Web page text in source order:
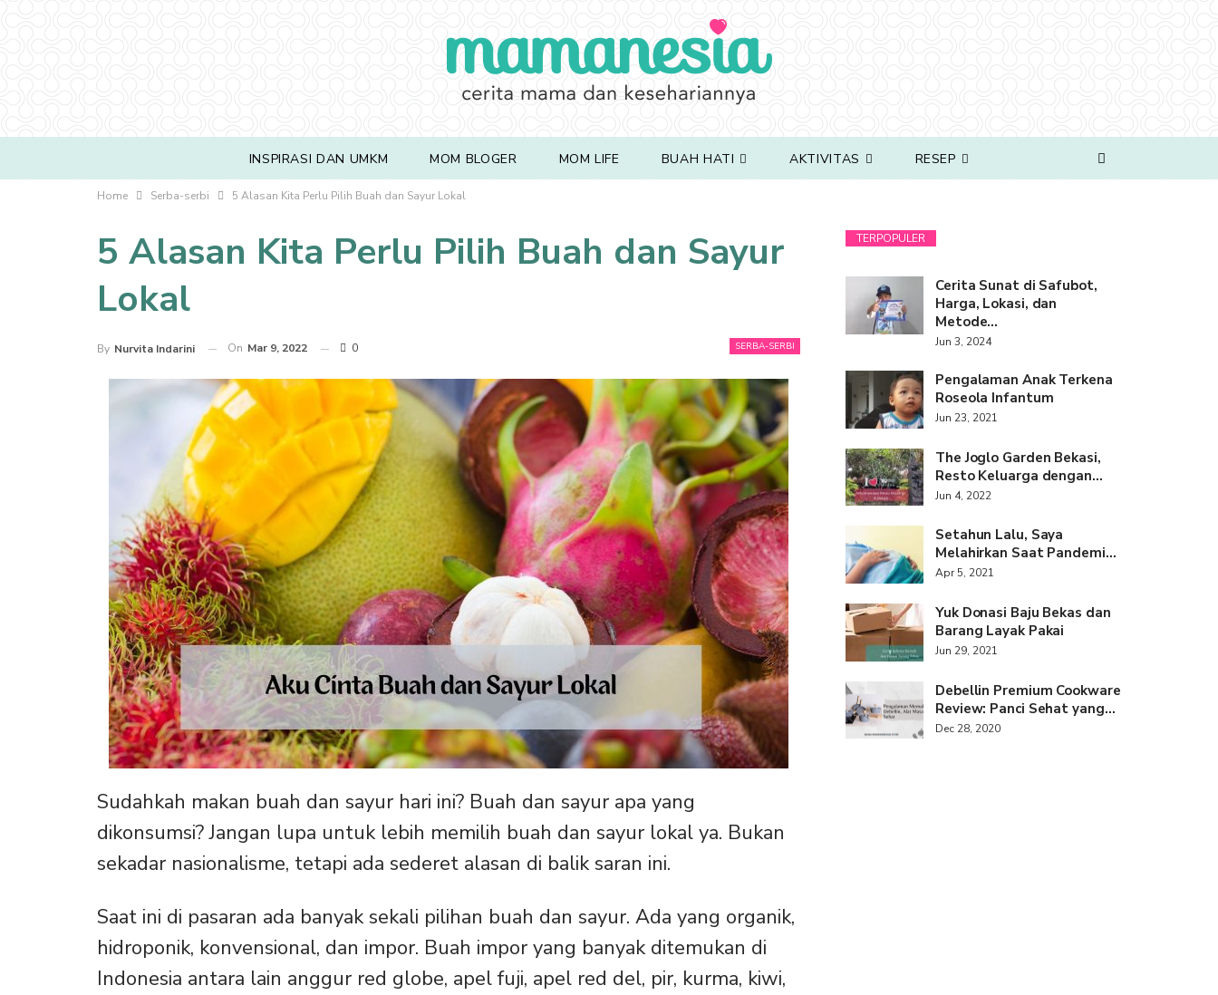
INSPIRASI DAN UMKM MOM BLOGER MOM LIFE BUAH HATI AKTIVITAS RESEP
Home Serba-serbi 5 Alasan Kita Perlu Pilih Buah dan Sayur Lokal
5 Alasan Kita Perlu Pilih Buah dan Sayur
Lokal
SERBA-SERBI
By Nurvita Indarini On Mar 9, 2022 0
Sudahkah makan buah dan sayur hari ini? Buah dan sayur apa yang
dikonsumsi? Jangan lupa untuk lebih memilih buah dan sayur lokal ya. Bukan
sekadar nasionalisme, tetapi ada sederet alasan di balik saran ini.
Saat ini di pasaran ada banyak sekali pilihan buah dan sayur. Ada yang organik,
hidroponik, konvensional, dan impor. Buah impor yang banyak ditemukan di
Indonesia antara lain anggur red globe, apel fuji, apel red del, pir, kurma, kiwi,
TERPOPULER
Cerita Sunat di Safubot,
Harga, Lokasi, dan
Metode…
Jun 3, 2024
Pengalaman Anak Terkena
Roseola Infantum
Jun 23, 2021
The Joglo Garden Bekasi,
Resto Keluarga dengan…
Jun 4, 2022
Setahun Lalu, Saya
Melahirkan Saat Pandemi…
Apr 5, 2021
Yuk Donasi Baju Bekas dan
Barang Layak Pakai
Jun 29, 2021
Debellin Premium Cookware
Review: Panci Sehat yang…
Dec 28, 2020